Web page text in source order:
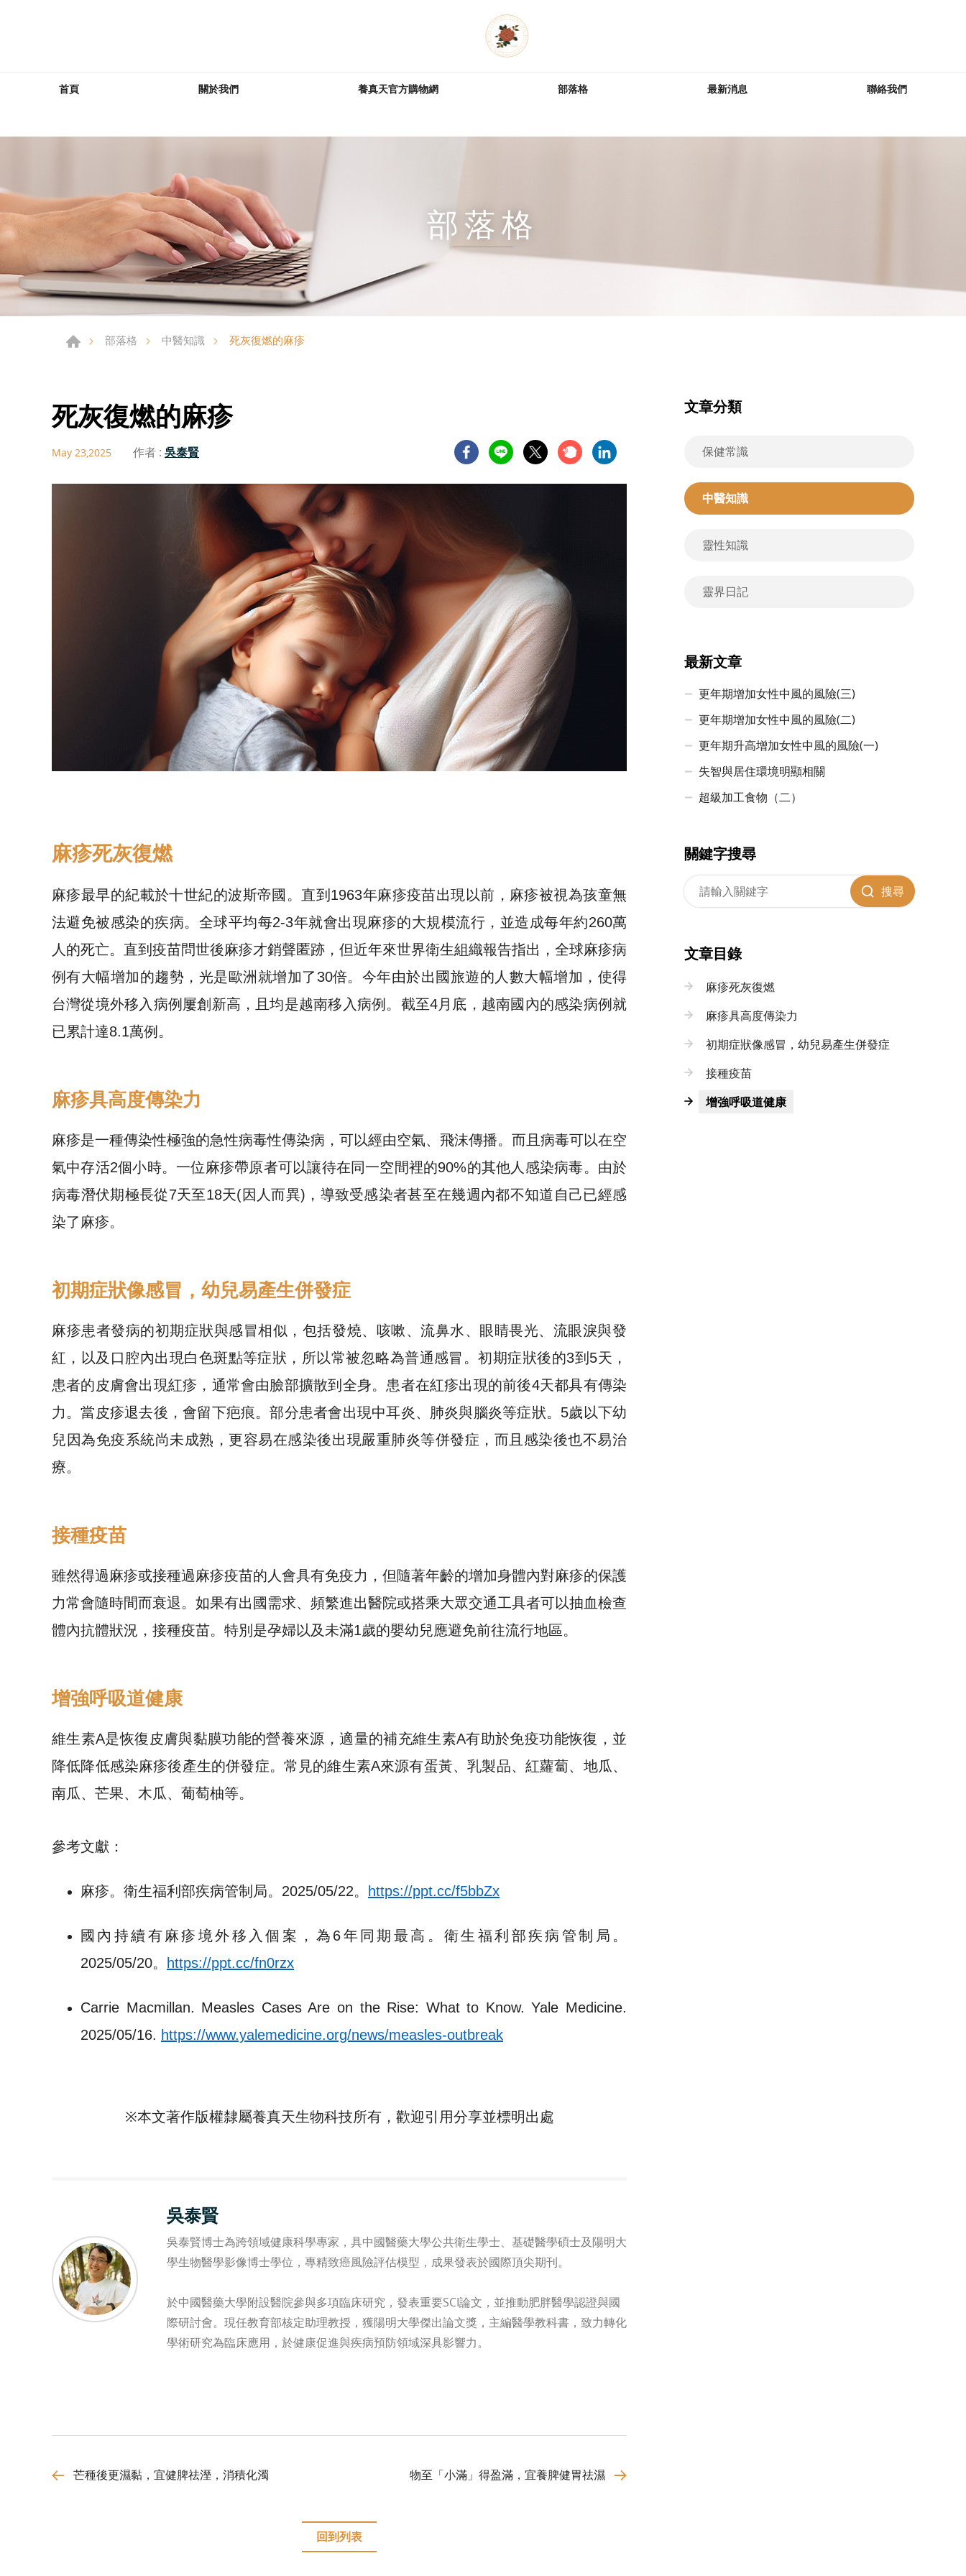
首頁 關於我們 養真天官方購物網 部落格 最新消息 聯絡我們
部落格
部落格 中醫知識 死灰復燃的麻疹
死灰復燃的麻疹
May 23,2025 作者 : 吳泰賢
麻疹死灰復燃
麻疹最早的紀載於十世紀的波斯帝國。直到1963年麻疹疫苗出現以前，麻疹被視為孩童無
法避免被感染的疾病。全球平均每2-3年就會出現麻疹的大規模流行，並造成每年約260萬
人的死亡。直到疫苗問世後麻疹才銷聲匿跡，但近年來世界衛生組織報告指出，全球麻疹病
例有大幅增加的趨勢，光是歐洲就增加了30倍。今年由於出國旅遊的人數大幅增加，使得
台灣從境外移入病例屢創新高，且均是越南移入病例。截至4月底，越南國內的感染病例就
已累計達8.1萬例。
麻疹具高度傳染力
麻疹是一種傳染性極強的急性病毒性傳染病，可以經由空氣、飛沫傳播。而且病毒可以在空
氣中存活2個小時。一位麻疹帶原者可以讓待在同一空間裡的90%的其他人感染病毒。由於
病毒潛伏期極長從7天至18天(因人而異)，導致受感染者甚至在幾週內都不知道自己已經感
染了麻疹。
初期症狀像感冒，幼兒易產生併發症
麻疹患者發病的初期症狀與感冒相似，包括發燒、咳嗽、流鼻水、眼睛畏光、流眼淚與發
紅，以及口腔內出現白色斑點等症狀，所以常被忽略為普通感冒。初期症狀後的3到5天，
患者的皮膚會出現紅疹，通常會由臉部擴散到全身。患者在紅疹出現的前後4天都具有傳染
力。當皮疹退去後，會留下疤痕。部分患者會出現中耳炎、肺炎與腦炎等症狀。5歲以下幼
兒因為免疫系統尚未成熟，更容易在感染後出現嚴重肺炎等併發症，而且感染後也不易治
療。
接種疫苗
雖然得過麻疹或接種過麻疹疫苗的人會具有免疫力，但隨著年齡的增加身體內對麻疹的保護
力常會隨時間而衰退。如果有出國需求、頻繁進出醫院或搭乘大眾交通工具者可以抽血檢查
體內抗體狀況，接種疫苗。特別是孕婦以及未滿1歲的嬰幼兒應避免前往流行地區。
增強呼吸道健康
維生素A是恢復皮膚與黏膜功能的營養來源，適量的補充維生素A有助於免疫功能恢復，並
降低降低感染麻疹後產生的併發症。常見的維生素A來源有蛋黃、乳製品、紅蘿蔔、地瓜、
南瓜、芒果、木瓜、葡萄柚等。
參考文獻：
麻疹。衛生福利部疾病管制局。2025/05/22。 https://ppt.cc/f5bbZx
國內持續有麻疹境外移入個案，為6年同期最高。衛生福利部疾病管制局。
2025/05/20。
https://ppt.cc/fn0rzx
Carrie Macmillan. Measles Cases Are on the Rise: What to Know. Yale Medicine.
2025/05/16. https://www.yalemedicine.org/news/measles-outbreak
※本文著作版權隸屬養真天生物科技所有，歡迎引用分享並標明出處
吳泰賢
吳泰賢博士為跨領域健康科學專家，具中國醫藥大學公共衛生學士、基礎醫學碩士及陽明大
學生物醫學影像博士學位，專精致癌風險評估模型，成果發表於國際頂尖期刊。
於中國醫藥大學附設醫院參與多項臨床研究，發表重要SCI論文，並推動肥胖醫學認證與國
際研討會。現任教育部核定助理教授，獲陽明大學傑出論文獎，主編醫學教科書，致力轉化
學術研究為臨床應用，於健康促進與疾病預防領域深具影響力。
芒種後更濕黏，宜健脾祛溼，消積化濁 物至「小滿」得盈滿，宜養脾健胃祛濕
回到列表
文章分類
保健常識
中醫知識
靈性知識
靈界日記
最新文章
更年期增加女性中風的風險(三)
更年期增加女性中風的風險(二)
更年期升高增加女性中風的風險(一)
失智與居住環境明顯相關
超級加工食物（二）
關鍵字搜尋
搜尋
文章目錄
麻疹死灰復燃
麻疹具高度傳染力
初期症狀像感冒，幼兒易產生併發症
接種疫苗
增強呼吸道健康